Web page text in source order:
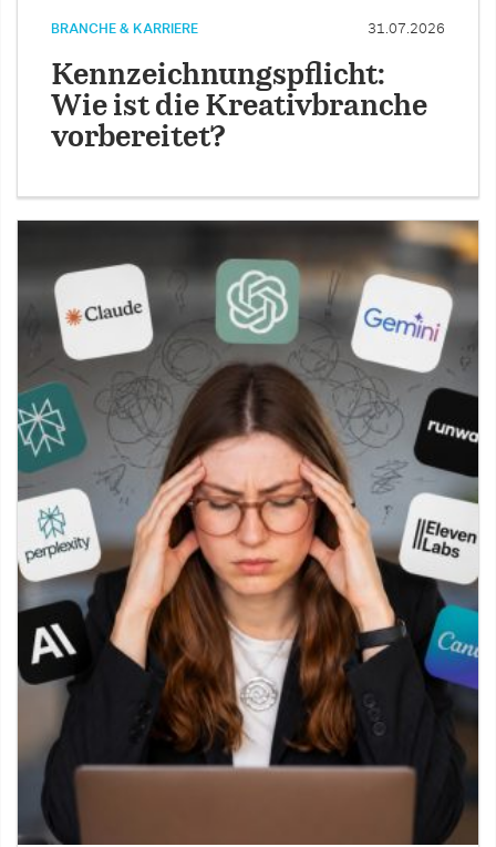
BRANCHE & KARRIERE 31.07.2026
Kennzeichnungspflicht:
Wie ist die Kreativbranche
vorbereitet?